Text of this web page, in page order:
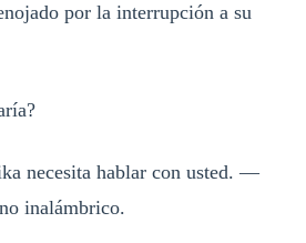
por la interrupción a su
necesita hablar con usted. —
inalámbrico.